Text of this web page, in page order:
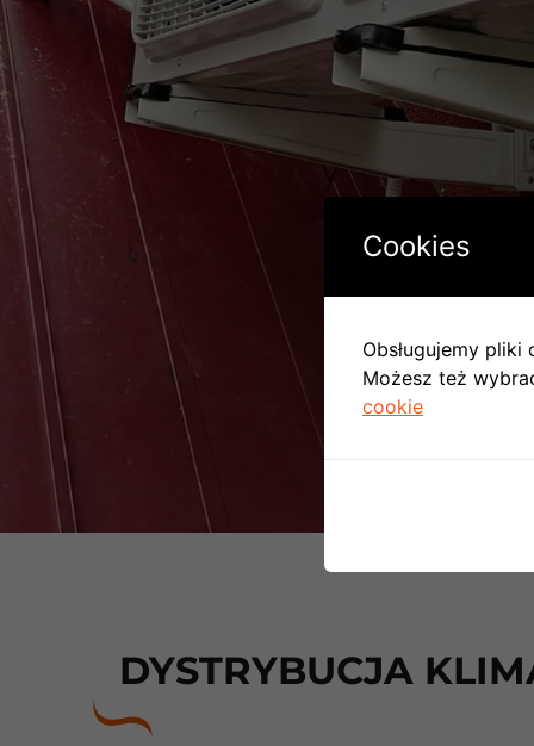
DYSTRYBUCJA
Cookies
Obsługujemy
Możesz też
cookie